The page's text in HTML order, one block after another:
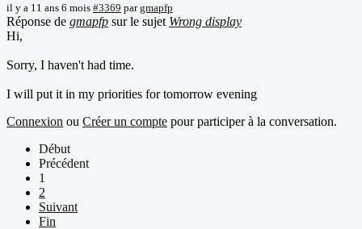
il y a 11 ans 6 mois #3369 pargmapfp
Réponse de gmapfp sur le sujet Wrong display
Hi,
Sorry, I haven't had time.
I will put it in my priorities for tomorrow evening
Connexion ou Créer un compte pour participer à la conversation.
Début
Précédent
1
2
Suivant
Fin